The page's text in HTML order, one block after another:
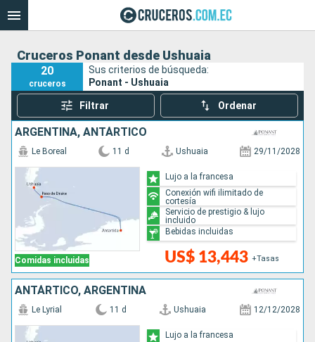
Cruceros Ponant desde Ushuaia
20
cruceros
Sus criterios de búsqueda:
Ponant - Ushuaia
Filtrar Ordenar
ARGENTINA, ANTÁRTICO
Comidas incluidas
Le Boreal 11 d Ushuaia 29/11/2028
US$ 13,443 +Tasas
Lujo a la francesa
Conexión wifi ilimitado de
cortesía
Servicio de prestigio & lujo
incluido
Bebidas incluidas
ANTÁRTICO, ARGENTINA
Le Lyrial 11 d Ushuaia 12/12/2028
Lujo a la francesa